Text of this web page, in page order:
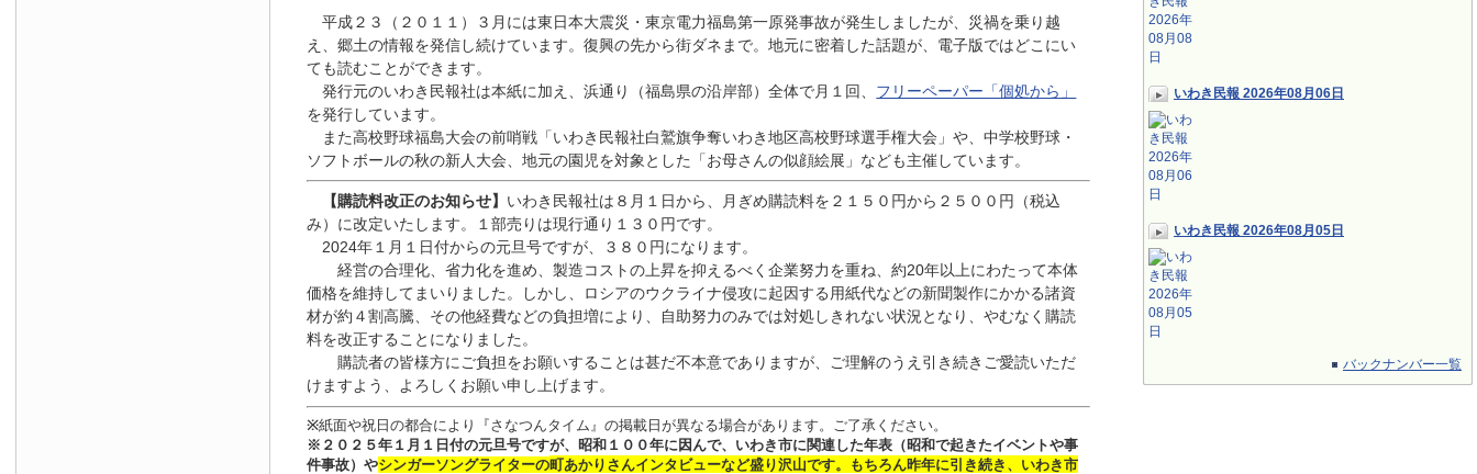
いわき民報 2026年08月06日
いわき民報 2026年08月05日
バックナンバー一覧
平成２３（２０１１）３月には東日本大震災・東京電力福島第一原発事故が発生しましたが、災禍を乗り越
え、郷土の情報を発信し続けています。復興の先から街ダネまで。地元に密着した話題が、電子版ではどこにい
ても読むことができます。
発行元のいわき民報社は本紙に加え、浜通り（福島県の沿岸部）全体で月１回、 フリーペーパー「個処から」
を発行しています。
また高校野球福島大会の前哨戦「いわき民報社白鷲旗争奪いわき地区高校野球選手権大会」や、中学校野球・
ソフトボールの秋の新人大会、地元の園児を対象とした「お母さんの似顔絵展」なども主催しています。
【購読料改正のお知らせ】 いわき民報社は８月１日から、月ぎめ購読料を２１５０円から２５００円（税込
み）に改定いたします。１部売りは現行通り１３０円です。
2024年１月１日付からの元旦号ですが、３８０円になります。
経営の合理化、省力化を進め、製造コストの上昇を抑えるべく企業努力を重ね、約20年以上にわたって本体
価格を維持してまいりました。しかし、ロシアのウクライナ侵攻に起因する用紙代などの新聞製作にかかる諸資
材が約４割高騰、その他経費などの負担増により、自助努力のみでは対処しきれない状況となり、やむなく購読
料を改正することになりました。
購読者の皆様方にご負担をお願いすることは甚だ不本意でありますが、ご理解のうえ引き続きご愛読いただ
けますよう、よろしくお願い申し上げます。
※紙面や祝日の都合により『さなつんタイム』の掲載日が異なる場合があります。ご了承ください。
※ ２０２５年１月 １日 付の元旦号ですが、昭和１００年に因んで、いわき市に関連した年表（昭和で起きたイベントや事
件事故）やシンガーソングライターの町あかりさんインタビューなど盛り沢山です。
もちろん昨年に引き続き、いわき市